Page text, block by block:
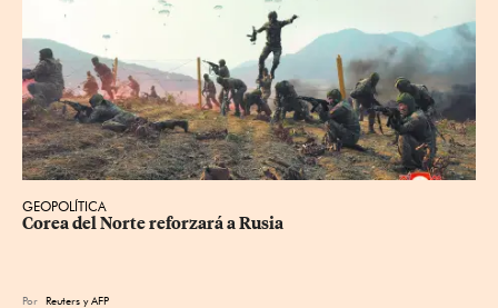
GEOPOLÍTICA
Corea del Norte reforzará a Rusia
Por Reuters yAFP